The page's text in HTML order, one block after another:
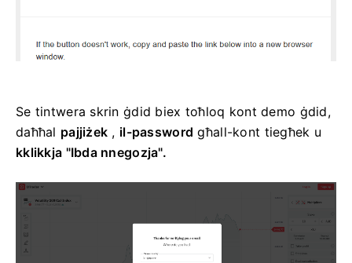
Se tintwera skrin ġdid biex toħloq kont demo ġdid,
daħħal pajjiżek , il-password għall-kont tiegħek u
kklikkja "Ibda nnegozja".